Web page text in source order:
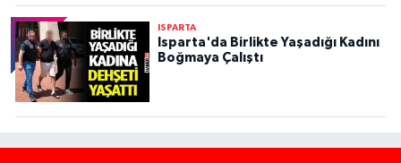
ISPARTA
Isparta'da Birlikte Yaşadığı Kadını
Boğmaya Çalıştı